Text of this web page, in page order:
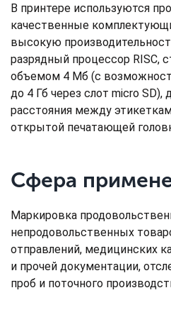
В принтере используются
качественные
высокую
разрядный процессор RISC,
объемом 4 Мб (с
до 4 Гб через слот micro SD),
расстояния между
открытой печатающей
Сфера
Маркировка
непродовольственных
отправлений, медицинских
и прочей документации,
проб и поточного